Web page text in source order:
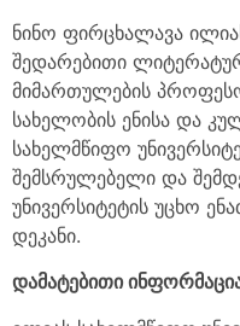
ნინო ფირცხალავა
შედარებითი
მიმართულების
სახელობის ენისა და
სახელმწიფო
შემსრულებელი და
უნივერსიტეტის უცხო
დეკანი.
დამატებითი